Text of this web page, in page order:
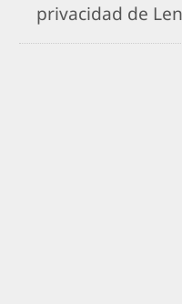
privacidad de